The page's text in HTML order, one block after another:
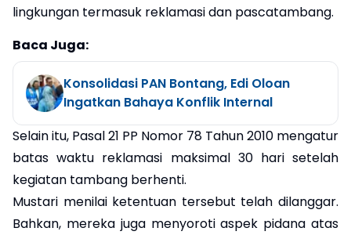
lingkungan termasuk reklamasi dan pascatambang.
Baca Juga:
Konsolidasi PAN Bontang, Edi Oloan
Ingatkan Bahaya Konflik Internal
Selain itu, Pasal 21 PP Nomor 78 Tahun 2010 mengatur
batas waktu reklamasi maksimal 30 hari setelah
kegiatan tambang berhenti.
Mustari menilai ketentuan tersebut telah dilanggar.
Bahkan, mereka juga menyoroti aspek pidana atas